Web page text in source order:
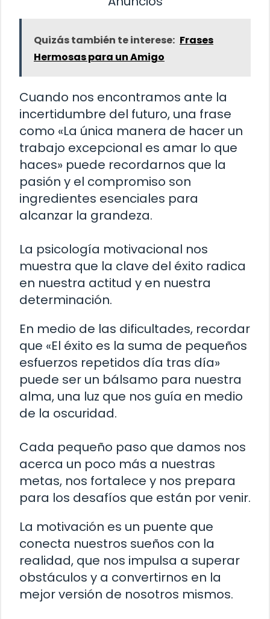
Quizás también te interese: Frases
Hermosas para un Amigo
Cuando nos encontramos ante la
incertidumbre del futuro, una frase
como «La única manera de hacer un
trabajo excepcional es amar lo que
haces» puede recordarnos que la
pasión y el compromiso son
ingredientes esenciales para
alcanzar la grandeza.
La psicología motivacional nos
muestra que la clave del éxito radica
en nuestra actitud y en nuestra
determinación.
En medio de las dificultades, recordar
que «El éxito es la suma de pequeños
esfuerzos repetidos día tras día»
puede ser un bálsamo para nuestra
alma, una luz que nos guía en medio
de la oscuridad.
Cada pequeño paso que damos nos
acerca un poco más a nuestras
metas, nos fortalece y nos prepara
para los desafíos que están por venir.
La motivación es un puente que
conecta nuestros sueños con la
realidad, que nos impulsa a superar
obstáculos y a convertirnos en la
mejor versión de nosotros mismos.